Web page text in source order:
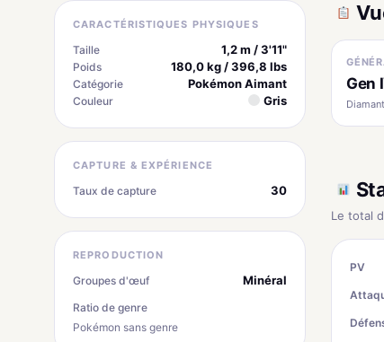
CARACTÉRISTIQUES PHYSIQUES
Taille 1,2 m / 3'11"
Poids 180,0 kg / 396,8 lbs
Catégorie Pokémon Aimant
Couleur Gris
CAPTURE & EXPÉRIENCE
Taux de capture 30
REPRODUCTION
Groupes d'œuf Minéral
Ratio de genre
Pokémon sans genre
Gen
Le total
PV